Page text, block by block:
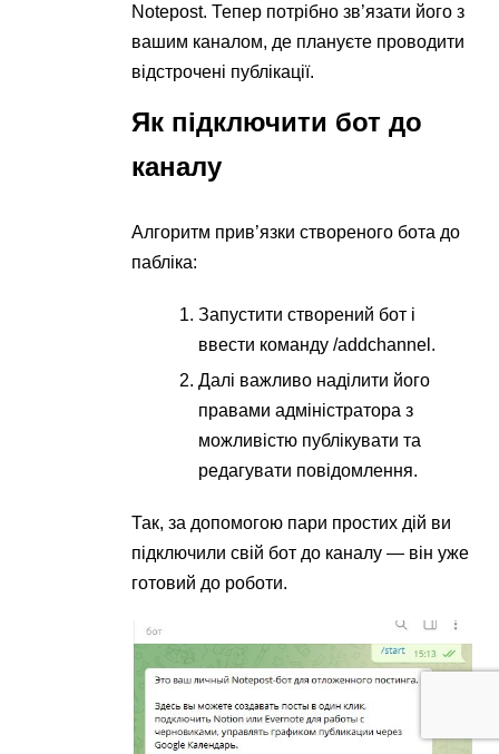
Notepost. Тепер потрібно зв’язати його з
вашим каналом, де плануєте проводити
відстрочені публікації.
Як підключити бот до
каналу
Алгоритм прив’язки створеного бота до
пабліка:
Запустити створений бот і
ввести команду /addchannel.
Далі важливо наділити його
правами адміністратора з
можливістю публікувати та
редагувати повідомлення.
Так, за допомогою пари простих дій ви
підключили свій бот до каналу — він уже
готовий до роботи.